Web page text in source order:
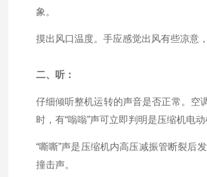
象。
摸出风口温度。 手应感觉出风有些凉意
二、听：
仔细倾听整机运转的声音是否正常。 空
时，有“嗡嗡”声可立即判明是压缩机电
“嘶嘶”声是压缩机内高压减振管断裂后
撞击声。